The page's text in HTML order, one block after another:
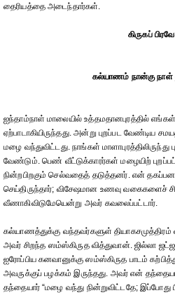
தைரியத்தை அடைந்தார்கள்.
கிருகப்
கல்யாணம் நான்கு நாள்
ஐந்தாம்நாள் மாலையில் உத்தமதானபுரத்தில் எங்கள்
ஏற்பாடாகியிருந்தது. அன்று புறப்பட வேண்டிய
மழை வந்துவிட்டது. நாங்கள் மாளாபுரத்திலிருந்து
வேண்டும். பெண் வீட்டுக்காரர்கள் மழையிற்
நின்றபிறகும் செல்வதைத் தடுத்தனர். என்
செய்திருந்தார்; விசேஷமான உணவு வகைகளைச்
வீணாகிவிடுமேயென்று அவர் கவலைப்பட்டார்.
கல்யாணத்துக்கு வந்தவர்களுள் தியாகசமுத்திரம்
அவர் சிறந்த ஸம்ஸ்கிருத வித்துவான். ஜில்லா
ஐரோப்பிய கனவானுக்கு ஸம்ஸ்கிருத பாடம்
அவருக்குப் பழக்கம் இருந்தது. அவர் என்
தந்தையார் “மழை வந்து நின்றுவிட்டதே; இப்போது